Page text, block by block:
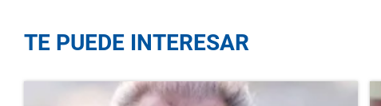
TE PUEDE INTERESAR